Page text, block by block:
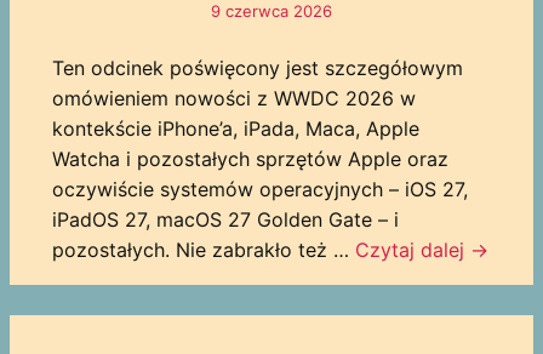
9 czerwca 2026
Ten odcinek poświęcony jest szczegółowym
omówieniem nowości z WWDC 2026 w
kontekście iPhone’a, iPada, Maca, Apple
Watcha i pozostałych sprzętów Apple oraz
oczywiście systemów operacyjnych – iOS 27,
iPadOS 27, macOS 27 Golden Gate – i
pozostałych. Nie zabrakło też … Czytaj dalej →